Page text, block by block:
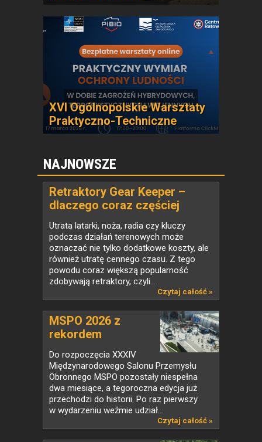
XVI Ogólnopolskie Warsztaty
Praktyczno-Techniczne
NAJNOWSZE
Retraktory Gear Keeper –
dlaczego coraz częściej
zastępują klasyczne smycze
taktyczne?
Utrata latarki, noża, radia czy kluczy
podczas działań terenowych może
oznaczać nie tylko dodatkowe koszty, ale
również utratę cennego czasu. Z tego
powodu coraz większą popularność
zdobywają retraktory, czyli...
Czytaj całość »
MSPO 2026 z
rekordem
jeszcze...
Do rozpoczęcia XXXIV
Międzynarodowego Salonu Przemysłu
Obronnego MSPO pozostały niespełna
dwa miesiące, a tegoroczna edycja już
przechodzi do historii. Po raz pierwszy
w wydarzeniu weźmie udział...
Czytaj całość »